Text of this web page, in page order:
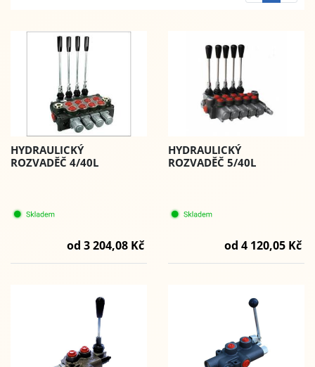
HYDRAULICKÝ
ROZVADĚČ 4/40L
od 3 204,08 Kč
HYDRAULICKÝ
ROZVADĚČ 5/40L
od 4 120,05 Kč